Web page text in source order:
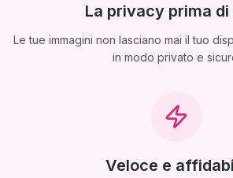
La privacy prima
Le tue immagini non lasciano mai il tuo
in modo privato e
Veloce e